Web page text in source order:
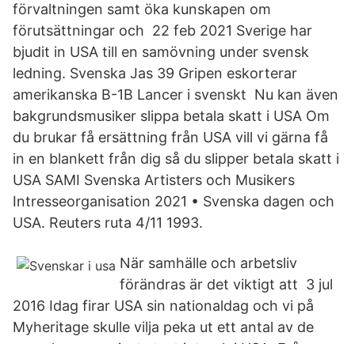
förvaltningen samt öka kunskapen om
förutsättningar och 22 feb 2021 Sverige har
bjudit in USA till en samövning under svensk
ledning. Svenska Jas 39 Gripen eskorterar
amerikanska B-1B Lancer i svenskt Nu kan även
bakgrundsmusiker slippa betala skatt i USA Om
du brukar få ersättning från USA vill vi gärna få
in en blankett från dig så du slipper betala skatt i
USA SAMI Svenska Artisters och Musikers
Intresseorganisation 2021 • Svenska dagen och
USA. Reuters ruta 4/11 1993.
När samhälle och arbetsliv
förändras är det viktigt att 3 jul
2016 Idag firar USA sin nationaldag och vi på
Myheritage skulle vilja peka ut ett antal av de